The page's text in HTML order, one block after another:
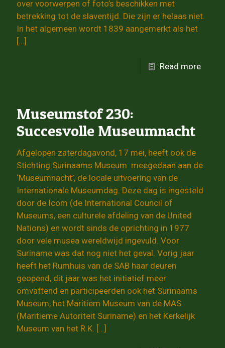
over voorwerpen of foto’s beschikken met
betrekking tot de slaventijd. Die zijn er helaas niet.
In het algemeen wordt 1839 aangemerkt als het
[…]
Read more
Museumstof 230:
Succesvolle Museumnacht
Afgelopen zaterdagavond, 17 mei, heeft ook de
Stichting Surinaams Museum meegedaan aan de
‘Museumnacht’, de locale uitvoering van de
Internationale Museumdag. Deze dag is ingesteld
door de Icom (de International Council of
Museums, een culturele afdeling van de United
Nations) en wordt sinds de oprichting in 1977
door vele musea wereldwijd ingevuld. Voor
Suriname was dat nog niet het geval. Vorig jaar
heeft het Rumhuis van de SAB haar deuren
geopend, dit jaar was het initiatief meer
omvattend en participeerden ook het Surinaams
Museum, het Maritiem Museum van de MAS
(Maritieme Autoriteit Suriname) en het Kerkelijk
Museum van het R.K. […]